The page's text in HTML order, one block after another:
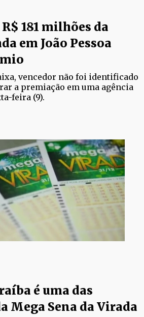
181 milhões da
em João Pessoa
vencedor não foi identificado
a premiação em uma agência
feira (9).
é uma das
Mega Sena da Virada